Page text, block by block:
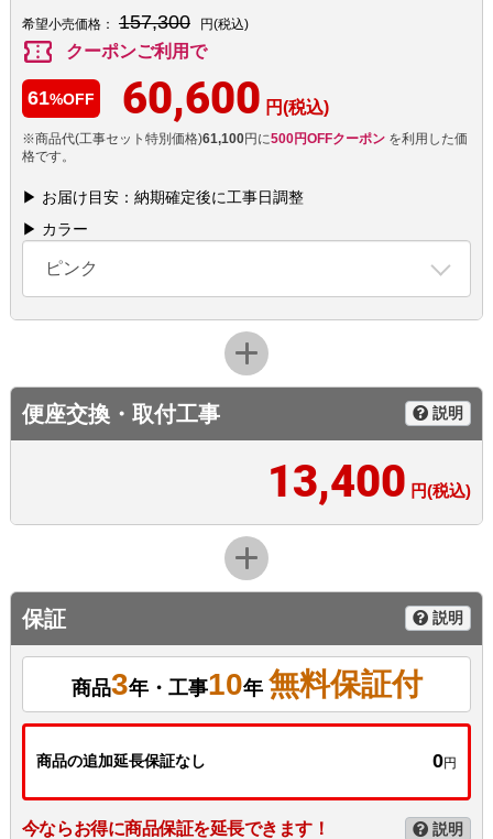
希望小売価格： 157,300 円(税込)
confirmation_number クーポンご利用で
61%OFF 60,600 円(税込)
※商品代(工事セット特別価格)61,100円に500円OFFクーポンを利用した価
格です。
▶ お届け目安：納期確定後に工事日調整
▶ カラー
ピンク
便座交換・取付工事 説明
13,400 円(税込)
保証 説明
商品3年・工事10年 無料保証付
商品の追加延長保証なし 0円
今ならお得に商品保証を延長できます！ 説明